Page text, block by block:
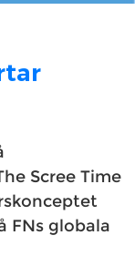
Scree Time
FNs globala